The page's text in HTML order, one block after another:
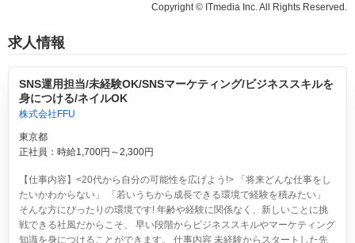
Copyright © ITmedia Inc. All Rights Reserved.
求人情報
SNS運用担当/未経験OK/SNSマーケティング/ビジネススキルを
身につける/ネイルOK
株式会社FFU
東京都
正社員：時給1,700円～2,300円
【仕事内容】<20代から自分の可能性を広げよう!> 「将来どんな仕事をし
たいかわからない」 「若いうちから成長できる環境で経験を積みたい」
そんな方にぴったりの環境です! 年齢や経験に関係なく、新しいことに挑
戦できる社風だからこそ、 早い段階からビジネススキルやマーケティング
知識を身につけることができます。 仕事内容 未経験からスタートした先